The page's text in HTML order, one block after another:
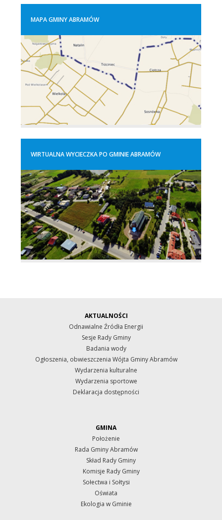
MAPA GMINY ABRAMÓW
WIRTUALNA WYCIECZKA PO GMINIE ABRAMÓW
AKTUALNOŚCI
Odnawialne Źródła Energii
Sesje Rady Gminy
Badania wody
Ogłoszenia, obwieszczenia Wójta Gminy Abramów
Wydarzenia kulturalne
Wydarzenia sportowe
Deklaracja dostępności
GMINA
Położenie
Rada Gminy Abramów
Skład Rady Gminy
Komisje Rady Gminy
Sołectwa i Sołtysi
Oświata
Ekologia w Gminie